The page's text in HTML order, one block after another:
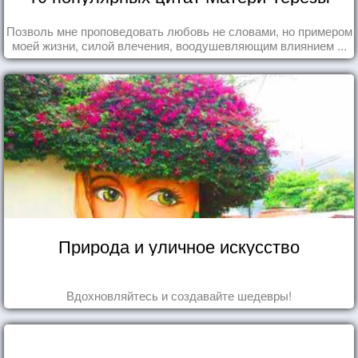
Позволь мне проповедовать любовь не словами, но примером
моей жизни, силой влечения, воодушевляющим влиянием ...
Природа и уличное искусство
Вдохновляйтесь и создавайте шедевры!